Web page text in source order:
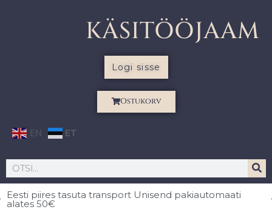
KÄSITÖÖJAAM
Logi sisse
Ostukorv
EN ET
Eesti piires tasuta transport Unisend pakiautomaati
alates 50€